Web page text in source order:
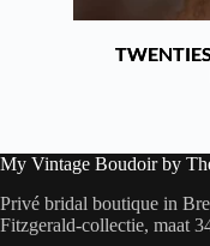
My Vintage Boudoir by
Privé bridal boutique in
Fitzgerald-collectie, maat